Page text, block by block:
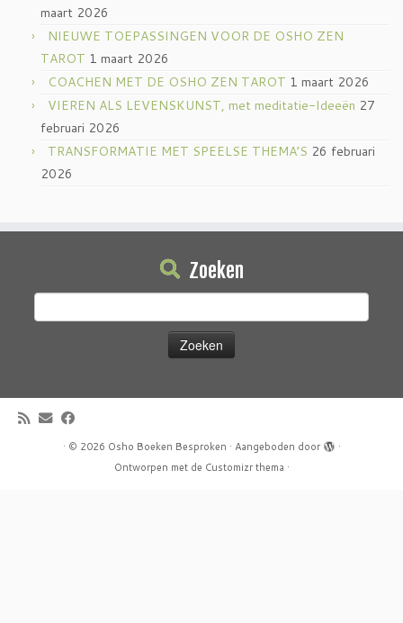
maart 2026
NIEUWE TOEPASSINGEN VOOR DE OSHO ZEN
TAROT 1 maart 2026
COACHEN MET DE OSHO ZEN TAROT 1 maart 2026
VIEREN ALS LEVENSKUNST, met meditatie-Ideeën 27
februari 2026
TRANSFORMATIE MET SPEELSE THEMA’S 26 februari
2026
Zoeken
· © 2026 Osho Boeken Besproken · Aangeboden door
·
Ontworpen met de Customizr thema ·